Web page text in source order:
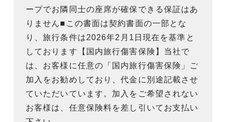
ープでお隣同士の座席が確保できる保証はあ
りません■この書面は契約書面の一部とな
り、旅行条件は2026年2月1日現在を基準と
しております【国内旅行傷害保険】当社で
は、お客様に任意の「国内旅行傷害保険」ご
加入をお勧めしており、代金に別途記載させ
ていただいています。加入をご希望されない
お客様は、任意保険料を差し引いてお支払い